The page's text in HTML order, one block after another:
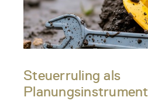
Steuerruling als
Planungsinstrument